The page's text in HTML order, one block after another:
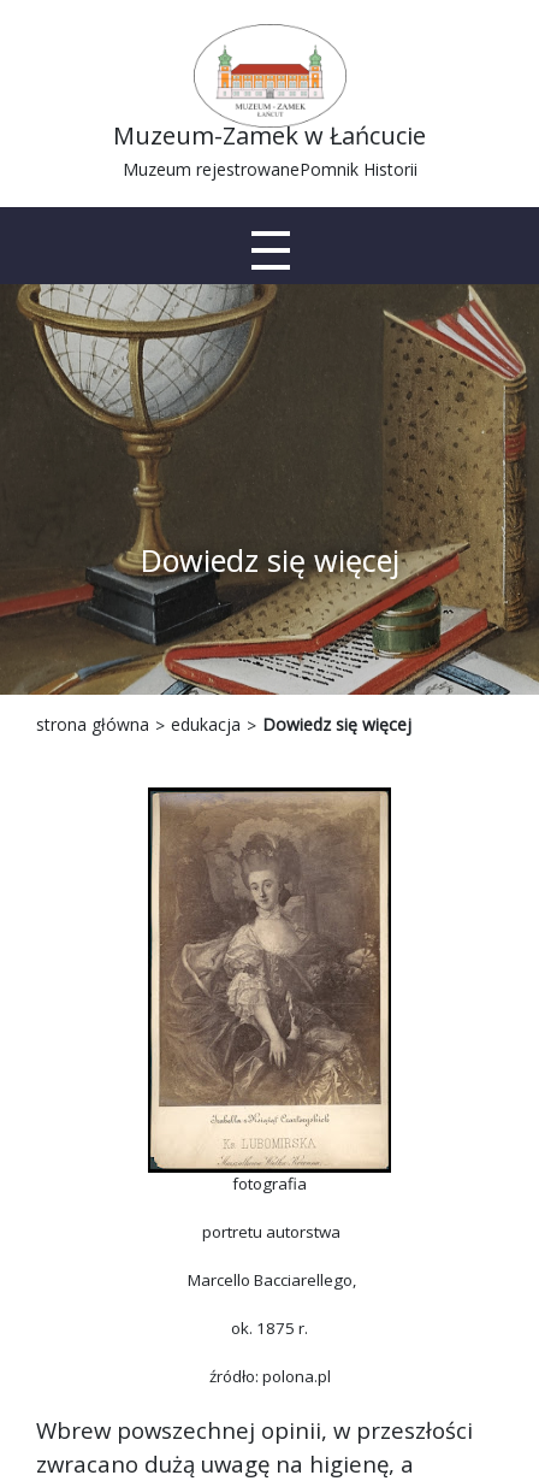
Muzeum-Zamek w Łańcucie
Muzeum rejestrowanePomnik Historii
Dowiedz się więcej
strona główna edukacja Dowiedz się więcej
fotografia
portretu autorstwa
Marcello Bacciarellego,
ok. 1875 r.
źródło: polona.pl
Wbrew powszechnej opinii, w przeszłości
zwracano dużą uwagę na higienę, a